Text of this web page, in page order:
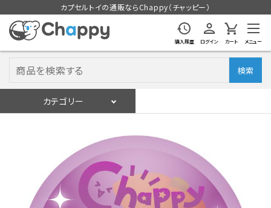
カプセルトイの通販ならChappy（チャッピー）
購入履歴 ログイン カート メニュー
検索
カテゴリー
入荷スケジュールをチェック
カプセルトイマシン本体